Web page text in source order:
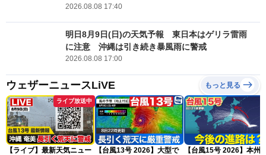
2026.08.08 17:40
明日8月9日(日)の天気予報 東日本はゲリラ雷雨
に注意 沖縄は引き続き暴風雨に警戒
2026.08.08 17:00
ウェザーニュースLiVE もっと見る
ライブ放送中
【ライブ】最新天気ニュー
【台風13号 2026】大型で
【台風15号 2026】本州